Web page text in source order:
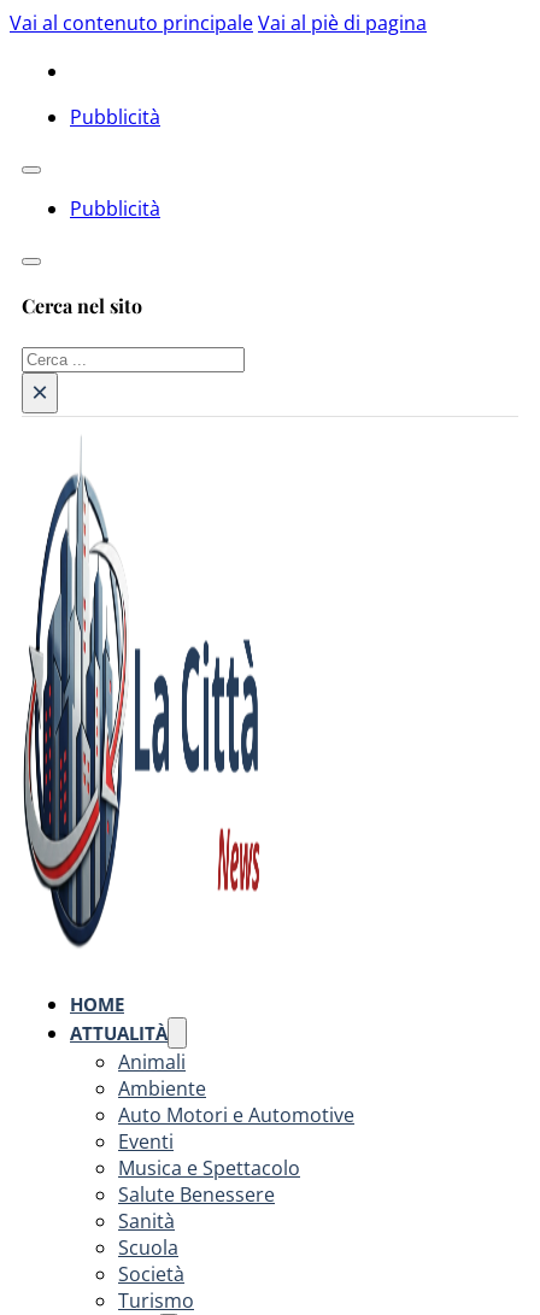
Vai al contenuto principaleVai al piè di pagina
Pubblicità
Pubblicità
Cerca nel sito
Cerca
×
HOME
ATTUALITÀ
Animali
Ambiente
Auto Motori e Automotive
Eventi
Musica e Spettacolo
Salute Benessere
Sanità
Scuola
Società
Turismo